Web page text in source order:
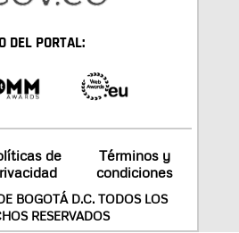
DEL PORTAL:
de
Términos y
condiciones
BOGOTÁ D.C. TODOS LOS
RESERVADOS